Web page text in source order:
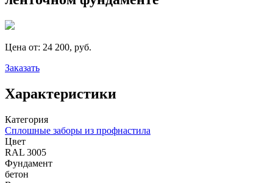
Цена от: 24 200, руб.
Заказать
Характеристики
Категория
Сплошные заборы из профнастила
Цвет
RAL 3005
Фундамент
бетон